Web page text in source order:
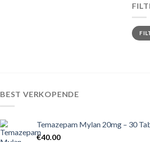
Min.
prijs
Max.
prijs
BEST VERKOPENDE
Temazepam Mylan 20mg – 30
€40.00